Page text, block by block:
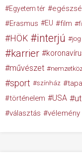
Egyetem tér
Erasmus EU film
HÖK interjú jog
karrier
művészet
sport színház
történelem USA
választás vélemény